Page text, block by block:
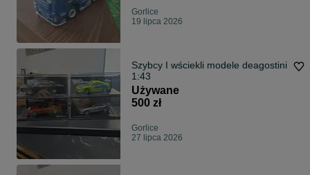
Gorlice
19 lipca 2026
Szybcy I wściekli modele deagostini
1:43
Używane
500 zł
Gorlice
27 lipca 2026